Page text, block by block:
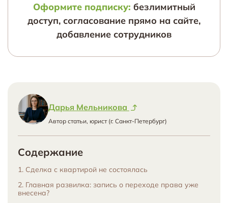
Оформите подписку: безлимитный
доступ, согласование прямо на сайте,
добавление сотрудников
Дарья Мельникова
Автор статьи, юрист (г. Санкт-Петербург)
Содержание
1. Сделка с квартирой не состоялась
2. Главная развилка: запись о переходе права уже
внесена?